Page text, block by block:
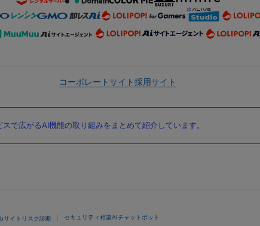
コーポレートサイト採用サイト
で広がるAI機能の取り組みをまとめて紹介しています。
サイトリスク診断 セキュリティ相談AIチャットボット